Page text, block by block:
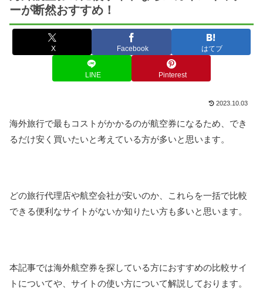
ーが断然おすすめ！
X Facebook はてブ
LINE Pinterest
2023.10.03
海外旅行で最もコストがかかるのが航空券になるため、でき
るだけ安く買いたいと考えている方が多いと思います。
どの旅行代理店や航空会社が安いのか、これらを一括で比較
できる便利なサイトがないか知りたい方も多いと思います。
本記事では海外航空券を探している方におすすめの比較サイ
トについてや、サイトの使い方について解説しております。